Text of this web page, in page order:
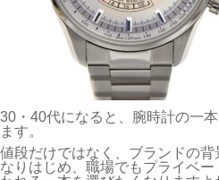
30・40代になると、腕時計の一
ます。
値段だけではなく、ブランドの
なりはじめ、職場でもプライベ